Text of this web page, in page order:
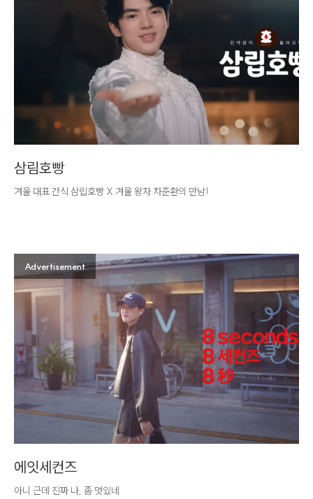
삼림호빵
겨울 대표 간식 삼립호빵 X 겨울 왕자 차준환의 만남!
Advertisement
에잇세컨즈
아니 근데 진짜 나, 좀 멋있네